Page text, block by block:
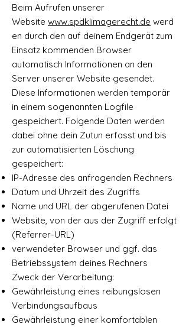
Beim Aufrufen unserer
Website www.spdklimagerecht.de werd
en durch den auf deinem Endgerät zum
Einsatz kommenden Browser
automatisch Informationen an den
Server unserer Website gesendet.
Diese Informationen werden temporär
in einem sogenannten Logfile
gespeichert. Folgende Daten werden
dabei ohne dein Zutun erfasst und bis
zur automatisierten Löschung
gespeichert:
IP-Adresse des anfragenden Rechners
Datum und Uhrzeit des Zugriffs
Name und URL der abgerufenen Datei
Website, von der aus der Zugriff erfolgt
(Referrer-URL)
verwendeter Browser und ggf. das
Betriebssystem deines Rechners
Zweck der Verarbeitung:
Gewährleistung eines reibungslosen
Verbindungsaufbaus
Gewährleistung einer komfortablen